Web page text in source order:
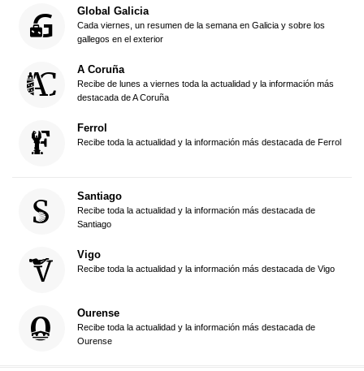
Global Galicia
Cada viernes, un resumen de la semana en Galicia y sobre los
gallegos en el exterior
A Coruña
Recibe de lunes a viernes toda la actualidad y la información más
destacada de A Coruña
Ferrol
Recibe toda la actualidad y la información más destacada de Ferrol
Santiago
Recibe toda la actualidad y la información más destacada de
Santiago
Vigo
Recibe toda la actualidad y la información más destacada de Vigo
Ourense
Recibe toda la actualidad y la información más destacada de
Ourense